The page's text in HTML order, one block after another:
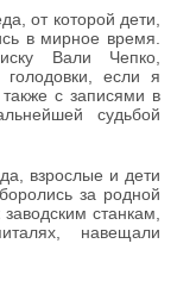
от которой дети,
в мирное время.
Вали Чепко,
если я
с записями в
судьбой
взрослые и дети
за родной
станкам,
навещали